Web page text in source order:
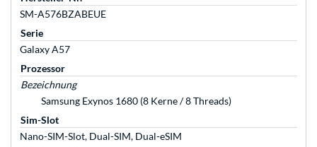
SM-A576BZABEUE
Serie
Galaxy A57
Prozessor
Bezeichnung
Samsung Exynos 1680 (8 Kerne / 8 Threads)
Sim-Slot
Nano-SIM-Slot, Dual-SIM, Dual-eSIM